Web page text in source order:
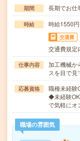
期間 長期でお仕
時給 時給1550円
交通費
交通費規定
仕事内容
加工機械か
スを目で
応募資格
職種未経験
◆未経験OK
で気軽に
職場の雰囲気